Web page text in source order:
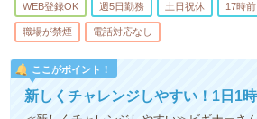
WEB登録OK 週5日勤務 土日祝休 17時
職場が禁煙 電話対応なし
ここがポイント！
新しくチャレンジしやすい！1日1